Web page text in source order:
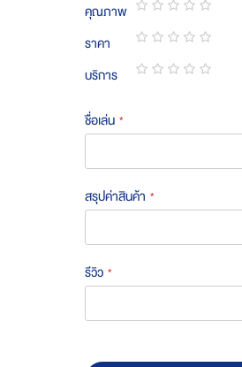
คุณภาพ
1
star
2
stars
3
stars
4
stars
5
stars
ราคา
1
star
2
stars
3
stars
4
stars
5
stars
บริการ
ชื่อเล่น
สรุปค่าสินค้า
รีวิว